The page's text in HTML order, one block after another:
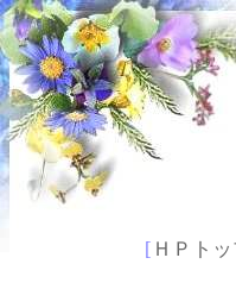
[ ＨＰト